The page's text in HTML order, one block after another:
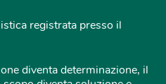
registrata presso il
diventa determinazione, il